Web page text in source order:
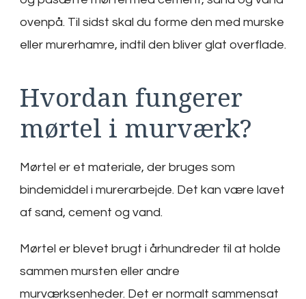
ovenpå. Til sidst skal du forme den med murske
eller murerhamre, indtil den bliver glat overflade.
Hvordan fungerer
mørtel i murværk?
Mørtel er et materiale, der bruges som
bindemiddel i murerarbejde. Det kan være lavet
af sand, cement og vand.
Mørtel er blevet brugt i århundreder til at holde
sammen mursten eller andre
murværksenheder. Det er normalt sammensat